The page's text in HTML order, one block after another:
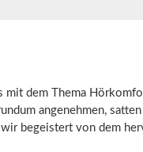
mit dem Thema
angenehmen,
begeistert von dem